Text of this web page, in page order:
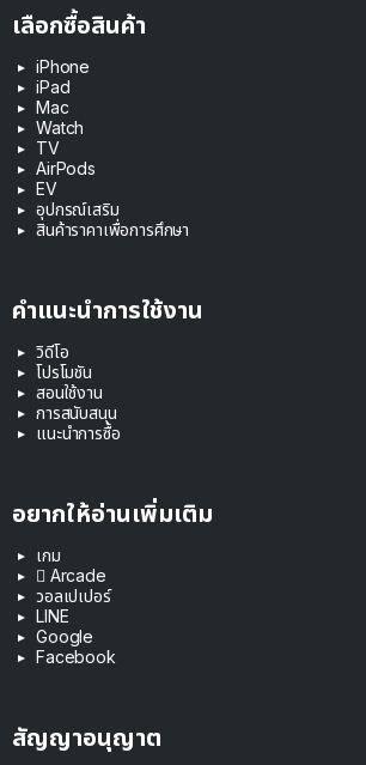
เลือกซื้อสินค้า
iPhone
iPad
Mac
Watch
TV
AirPods
EV
อุปกรณ์เสริม
สินค้าราคาเพื่อการศึกษา
คำแนะนำการใช้งาน
วิดีโอ
โปรโมชัน
สอนใช้งาน
การสนับสนุน
แนะนำการซื้อ
อยากให้อ่านเพิ่มเติม
เกม
 Arcade
วอลเปเปอร์
LINE
Google
Facebook
สัญญาอนุญาต